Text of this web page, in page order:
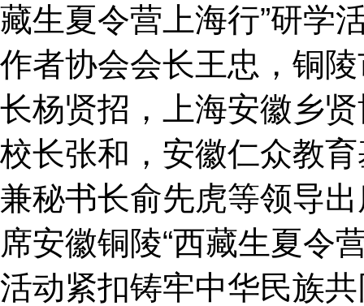
藏生夏令营上海行”研学
作者协会会长王忠，铜
长杨贤招，上海安徽乡
校长张和，安徽仁众教
兼秘书长俞先虎等领导
席安徽铜陵“西藏生夏令
活动紧扣铸牢中华民族